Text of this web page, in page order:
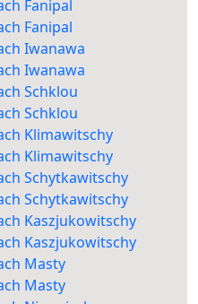
Fanipal
Fanipal
Iwanawa
Iwanawa
Schklou
Schklou
Klimawitschy
Klimawitschy
Schytkawitschy
Schytkawitschy
Kaszjukowitschy
Kaszjukowitschy
Masty
Masty